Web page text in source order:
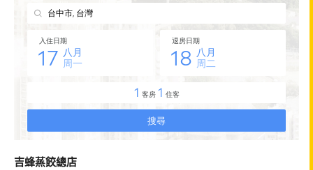
吉蜂蒸餃總店